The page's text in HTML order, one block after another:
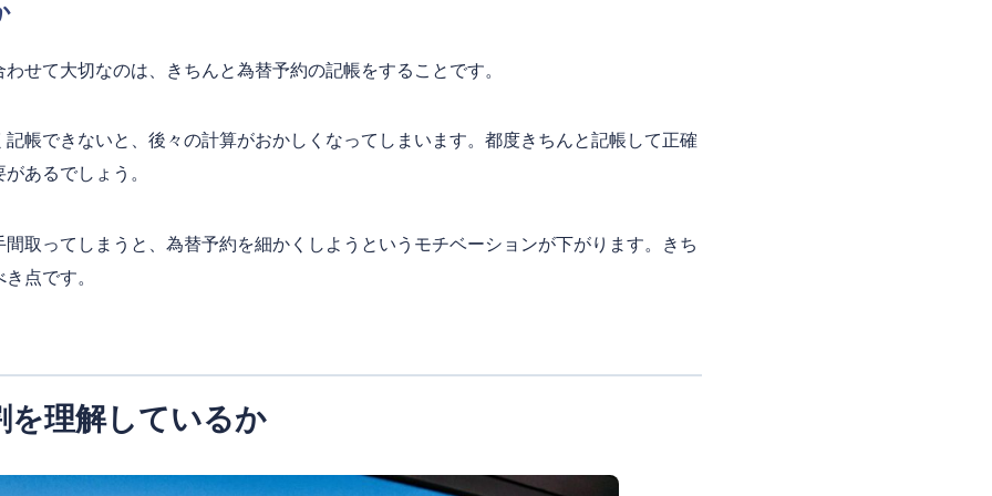
せて大切なのは、きちんと為替予約の記帳をすることです。
帳できないと、後々の計算がおかしくなってしまいます。都度きちんと記帳して正確
あるでしょう。
取ってしまうと、為替予約を細かくしようというモチベーションが下がります。きち
点です。
を理解しているか